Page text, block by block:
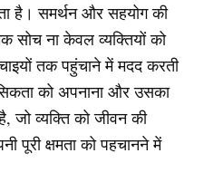
है। समर्थन और सहयोग की
सोच ना केवल व्यक्तियों को
तक पहुंचाने में मदद करती
को अपनाना और उसका
व्यक्ति को जीवन की
पूरी क्षमता को पहचानने में